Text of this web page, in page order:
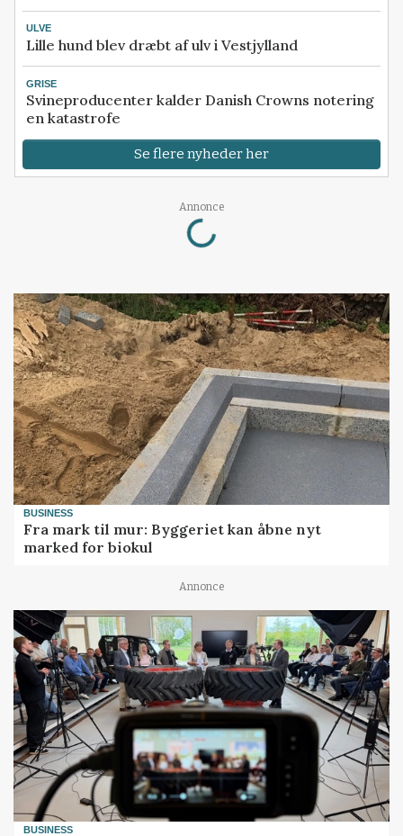
ULVE
Lille hund blev dræbt af ulv i Vestjylland
GRISE
Svineproducenter kalder Danish Crowns notering
en katastrofe
Se flere nyheder her
Annonce
Loading...
BUSINESS
Fra mark til mur: Byggeriet kan åbne nyt
marked for biokul
Annonce
BUSINESS